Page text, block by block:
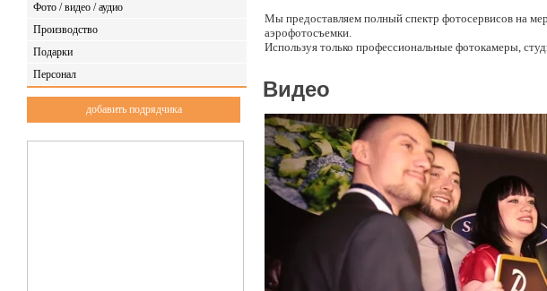
Фото / видео / аудио
Производство
Подарки
Персонал
добавить подрядчика
Мы предоставляем полный спектр фотосервисов на
аэрофотосъемки.
Используя только профессиональные фотокамеры,
Видео